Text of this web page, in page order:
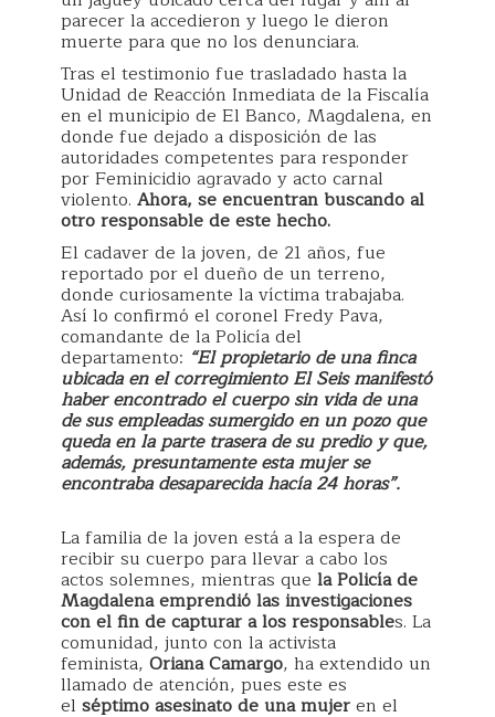
parecer la accedieron y luego le dieron
muerte para que no los denunciara.
Tras el testimonio fue trasladado hasta la
Unidad de Reacción Inmediata de la Fiscalía
en el municipio de El Banco, Magdalena, en
donde fue dejado a disposición de las
autoridades competentes para responder
por Feminicidio agravado y acto carnal
violento. Ahora, se encuentran buscando al
otro responsable de este hecho.
El cadaver de la joven, de 21 años, fue
reportado por el dueño de un terreno,
donde curiosamente la víctima trabajaba.
Así lo confirmó el coronel Fredy Pava,
comandante de la Policía del
departamento: “El propietario de una finca
ubicada en el corregimiento El Seis manifestó
haber encontrado el cuerpo sin vida de una
de sus empleadas sumergido en un pozo que
queda en la parte trasera de su predio y que,
además, presuntamente esta mujer se
encontraba desaparecida hacía 24 horas”.
La familia de la joven está a la espera de
recibir su cuerpo para llevar a cabo los
actos solemnes, mientras que la Policía de
Magdalena emprendió las investigaciones
con el fin de capturar a los responsables. La
comunidad, junto con la activista
feminista, Oriana Camargo, ha extendido un
llamado de atención, pues este es
el séptimo asesinato de una mujeren el